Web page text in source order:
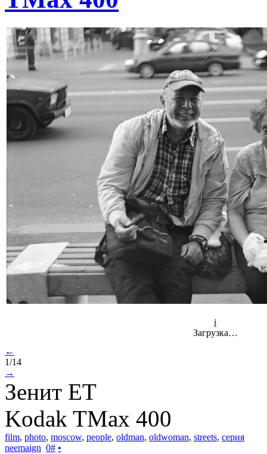
i
Загрузка…
←
1/14
→
Зенит ET
Kodak TMax 400
film, photo, moscow, people, oldman, oldwoman, streets, серия
neemaign 0# •